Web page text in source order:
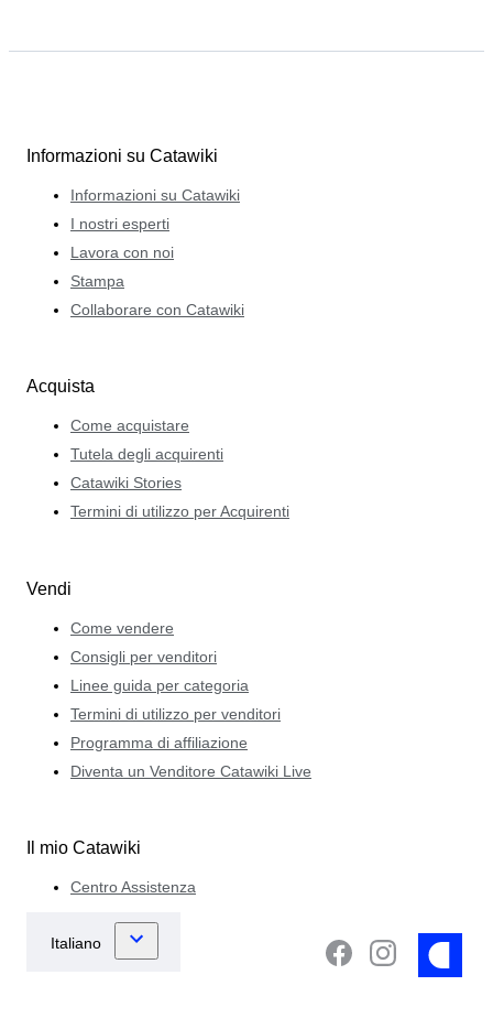
Informazioni su Catawiki
Informazioni su Catawiki
I nostri esperti
Lavora con noi
Stampa
Collaborare con Catawiki
Acquista
Come acquistare
Tutela degli acquirenti
Catawiki Stories
Termini di utilizzo per Acquirenti
Vendi
Come vendere
Consigli per venditori
Linee guida per categoria
Termini di utilizzo per venditori
Programma di affiliazione
Diventa un Venditore Catawiki Live
Il mio Catawiki
Centro Assistenza